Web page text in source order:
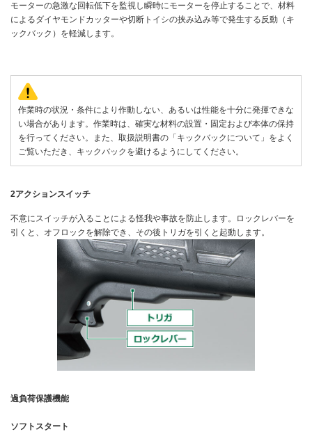
モーターの急激な回転低下を監視し瞬時にモーターを停止することで、材料
によるダイヤモンドカッターや切断トイシの挟み込み等で発生する反動（キ
ックバック）を軽減します。
作業時の状況・条件により作動しない、あるいは性能を十分に発揮できな
い場合があります。作業時は、確実な材料の設置・固定および本体の保持
を行ってください。また、取扱説明書の「キックバックについて」をよく
ご覧いただき、キックバックを避けるようにしてください。
2アクションスイッチ
不意にスイッチが入ることによる怪我や事故を防止します。ロックレバーを
引くと、オフロックを解除でき、その後トリガを引くと起動します。
過負荷保護機能
ソフトスタート